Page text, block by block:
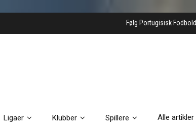
Følg Portugisisk Fodbold
Ligaer Klubber Spillere Alle artikler